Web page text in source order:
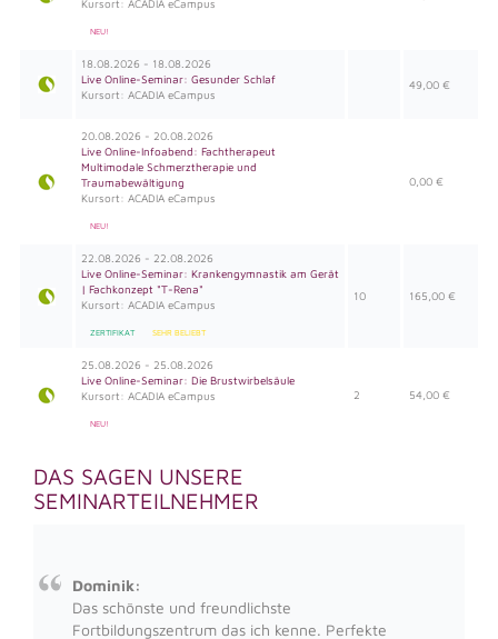
Kursort: ACADIA eCampus
NEU!
18.08.2026 - 18.08.2026
Live Online-Seminar: Gesunder Schlaf
Kursort: ACADIA eCampus
49,00 €
20.08.2026 - 20.08.2026
Live Online-Infoabend: Fachtherapeut
Multimodale Schmerztherapie und
Traumabewältigung
Kursort: ACADIA eCampus
NEU!
0,00 €
22.08.2026 - 22.08.2026
Live Online-Seminar: Krankengymnastik am Gerät
| Fachkonzept "T-Rena"
Kursort: ACADIA eCampus
ZERTIFIKAT SEHR BELIEBT
10 165,00 €
25.08.2026 - 25.08.2026
Live Online-Seminar: Die Brustwirbelsäule
Kursort: ACADIA eCampus
NEU!
2 54,00 €
DAS SAGEN UNSERE
SEMINARTEILNEHMER
Dominik:
Das schönste und freundlichste
Fortbildungszentrum das ich kenne. Perfekte